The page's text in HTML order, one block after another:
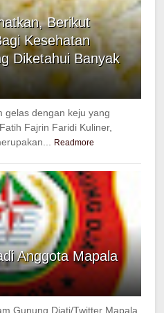
Berikut
Kesehatan
Diketahui Banyak
gelas dengan keju yang
Fajrin Faridi Kuliner,
Readmore
Anggota Mapala
Gunung Djati/Twitter Mapala